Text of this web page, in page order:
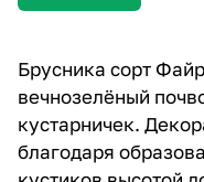
Брусника сорт
вечнозелёный
кустарничек.
благодаря